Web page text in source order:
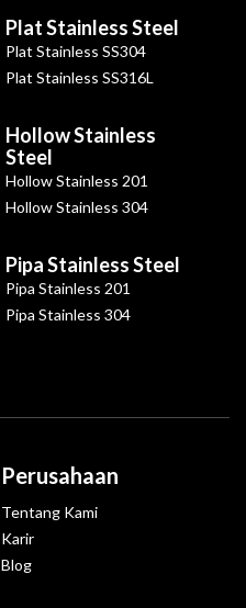
Plat Stainless Steel
Plat Stainless SS304
Plat Stainless SS316L
Hollow Stainless
Steel
Hollow Stainless 201
Hollow Stainless 304
Pipa Stainless Steel
Pipa Stainless 201
Pipa Stainless 304
Perusahaan
Tentang Kami
Karir
Blog